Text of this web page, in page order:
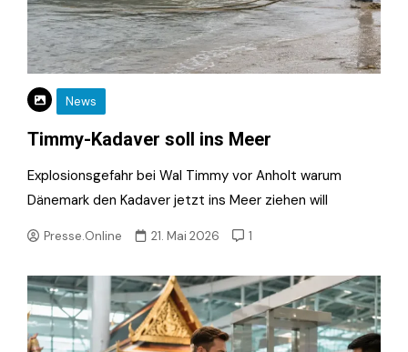
News
Timmy-Kadaver soll ins Meer
Explosionsgefahr bei Wal Timmy vor Anholt warum
Dänemark den Kadaver jetzt ins Meer ziehen will
Presse.Online 21. Mai 2026 1